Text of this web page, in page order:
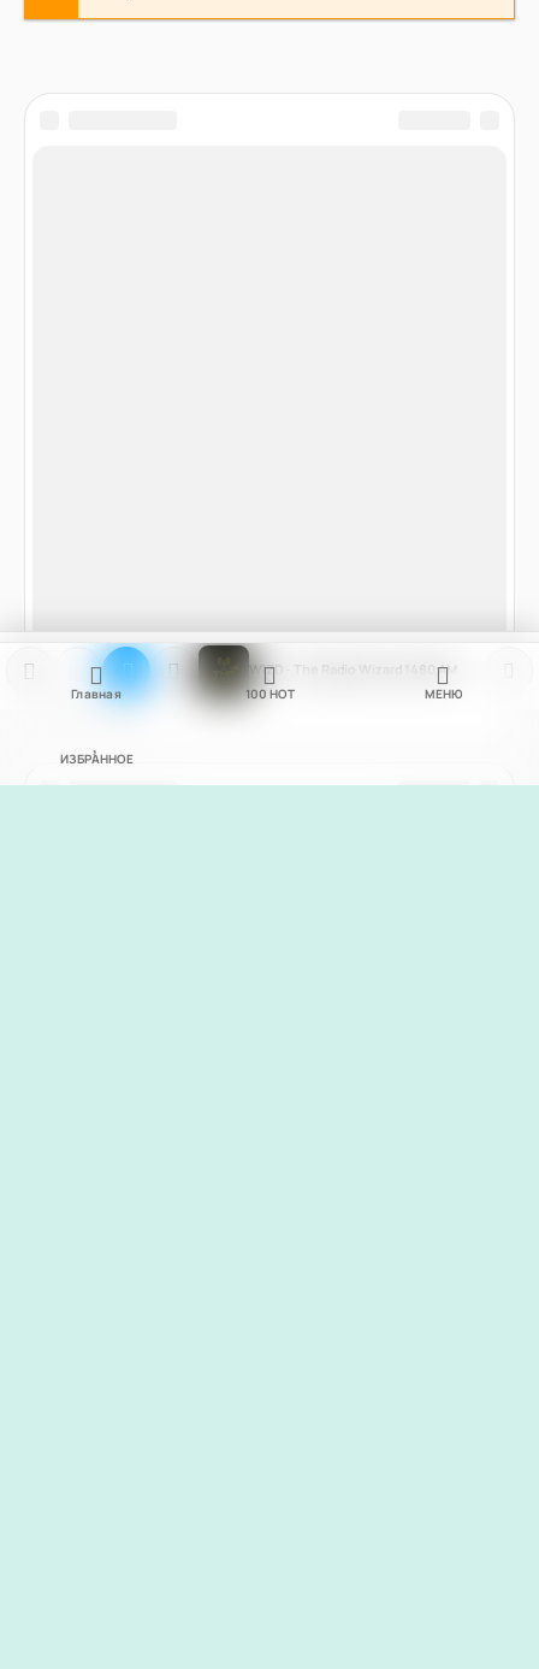
Главная 100 НОТ МЕНЮ
ИЗБРАННОЕ
WIZD - The Radio Wizard 1480 AM